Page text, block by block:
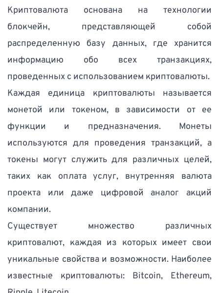
Криптовалюта основана на технологии
блокчейн, представляющей собой
распределенную базу данных, где хранится
информацию обо всех транзакциях,
проведенных с использованием криптовалюты.
Каждая единица криптовалюты называется
монетой или токеном, в зависимости от ее
функции и предназначения. Монеты
используются для проведения транзакций, а
токены могут служить для различных целей,
таких как оплата услуг, внутренняя валюта
проекта или даже цифровой аналог акций
компании.
Существует множество различных
криптовалют, каждая из которых имеет свои
уникальные свойства и возможности. Наиболее
известные криптовалюты: Bitcoin, Ethereum,